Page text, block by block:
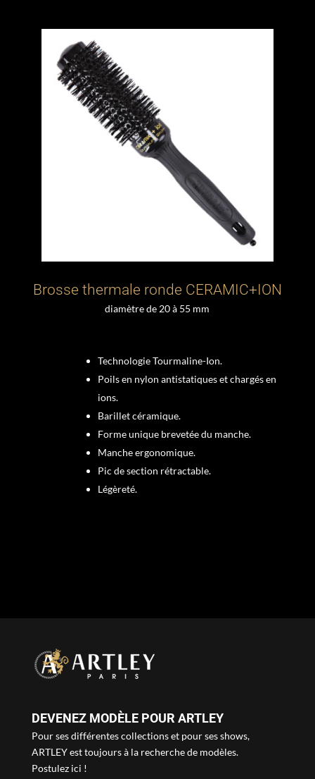
Brosse thermale ronde CERAMIC+ION
diamètre de 20 à 55 mm
Technologie Tourmaline-Ion.
Poils en nylon antistatiques et chargés en
ions.
Barillet céramique.
Forme unique brevetée du manche.
Manche ergonomique.
Pic de section rétractable.
Légèreté.
DEVENEZ MODÈLE POUR ARTLEY
Pour ses différentes collections et pour ses shows,
ARTLEY est toujours à la recherche de modèles.
Postulez ici !